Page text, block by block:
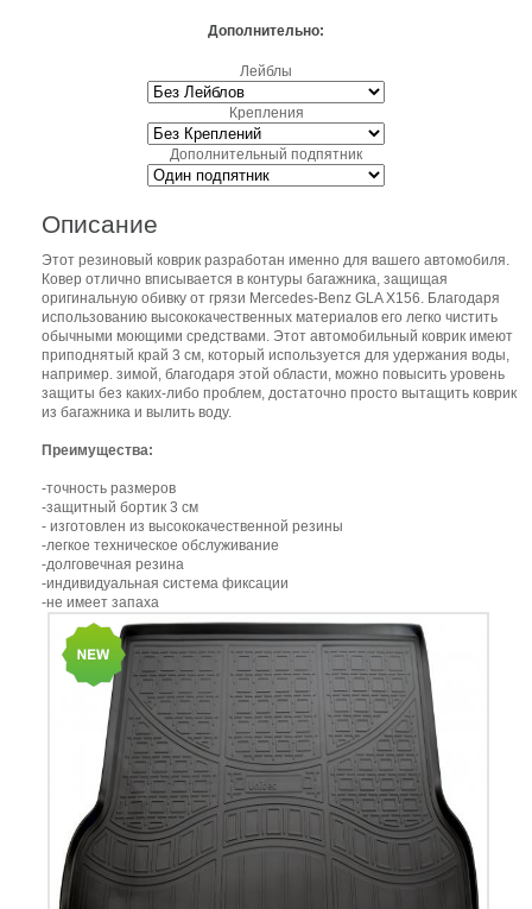
Дополнительно:
Лейблы
Крепления
Дополнительный подпятник
Описание
Этот резиновый коврик разработан именно для вашего автомобиля.
Ковер отлично вписывается в контуры багажника, защищая
оригинальную обивку от грязи Mercedes-Benz GLA X156. Благодаря
использованию высококачественных материалов его легко чистить
обычными моющими средствами. Этот автомобильный коврик имеют
приподнятый край 3 см, который используется для удержания воды,
например. зимой, благодаря этой области, можно повысить уровень
защиты без каких-либо проблем, достаточно просто вытащить коврик
из багажника и вылить воду.
Преимущества:
-точность размеров
-защитный бортик 3 см
- изготовлен из высококачественной резины
-легкое техническое обслуживание
-долговечная резина
-индивидуальная система фиксации
-не имеет запаха